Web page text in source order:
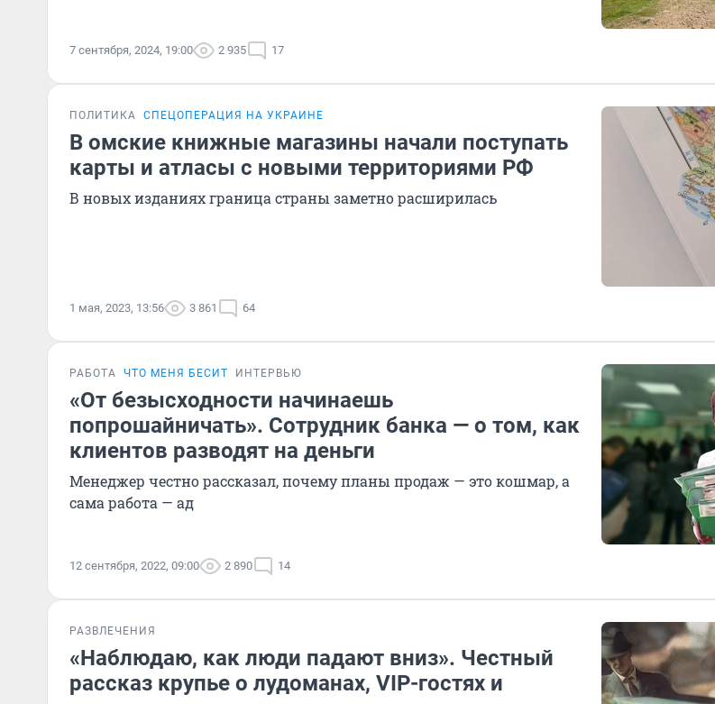
7 сентября, 2024, 19:00 2 935 17
ПОЛИТИКА СПЕЦОПЕРАЦИЯ НА УКРАИНЕ
В омские книжные магазины начали поступать
карты и атласы с новыми территориями РФ
В новых изданиях граница страны заметно расширилась
1 мая, 2023, 13:56 3 861 64
РАБОТА ЧТО МЕНЯ БЕСИТ ИНТЕРВЬЮ
«От безысходности начинаешь
попрошайничать». Сотрудник банка — о том, как
клиентов разводят на деньги
Менеджер честно рассказал, почему планы продаж — это кошмар, а
сама работа — ад
12 сентября, 2022, 09:00 2 890 14
РАЗВЛЕЧЕНИЯ
«Наблюдаю, как люди падают вниз». Честный
рассказ крупье о лудоманах, VIP-гостях и